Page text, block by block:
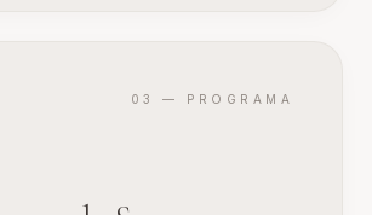
03 — PROGRAMA